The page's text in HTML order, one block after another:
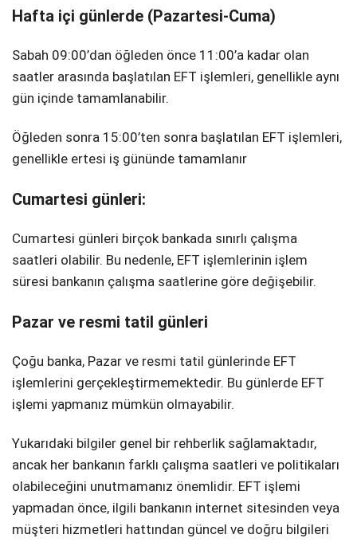
Hafta içi günlerde (Pazartesi-Cuma)
Sabah 09:00’dan öğleden önce 11:00’a kadar olan
saatler arasında başlatılan EFT işlemleri, genellikle aynı
gün içinde tamamlanabilir.
Öğleden sonra 15:00’ten sonra başlatılan EFT işlemleri,
genellikle ertesi iş gününde tamamlanır
Cumartesi günleri:
Cumartesi günleri birçok bankada sınırlı çalışma
saatleri olabilir. Bu nedenle, EFT işlemlerinin işlem
süresi bankanın çalışma saatlerine göre değişebilir.
Pazar ve resmi tatil günleri
Çoğu banka, Pazar ve resmi tatil günlerinde EFT
işlemlerini gerçekleştirmemektedir. Bu günlerde EFT
işlemi yapmanız mümkün olmayabilir.
Yukarıdaki bilgiler genel bir rehberlik sağlamaktadır,
ancak her bankanın farklı çalışma saatleri ve politikaları
olabileceğini unutmamanız önemlidir. EFT işlemi
yapmadan önce, ilgili bankanın internet sitesinden veya
müşteri hizmetleri hattından güncel ve doğru bilgileri